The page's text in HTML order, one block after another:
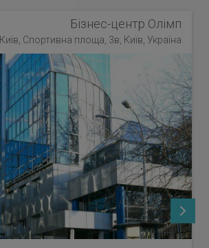
Бізнес-центр Олімп
Київ, Спортивна площа, 3в, Київ, Україна